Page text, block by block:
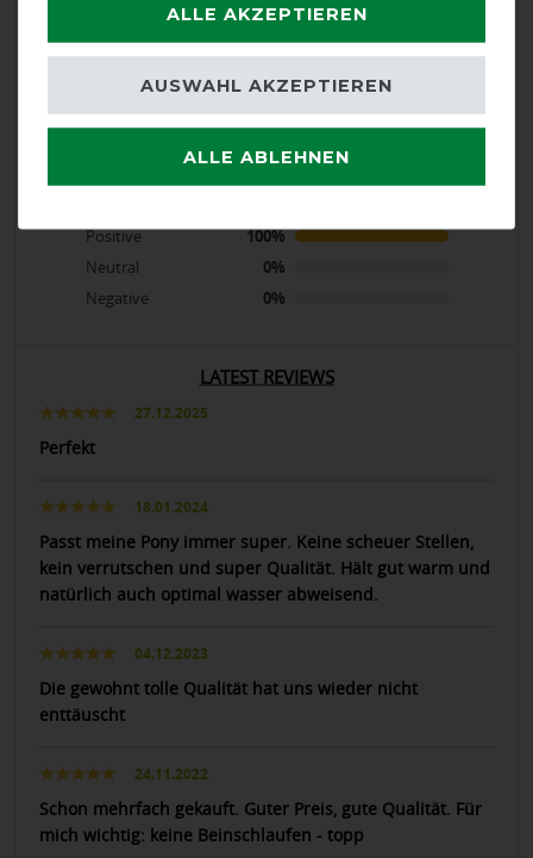
5/5
calculated from 4 customer reviews
Positive
100%
Neutral
0%
Negative
0%
LATEST REVIEWS
27.12.2025
Perfekt
18.01.2024
Passt meine Pony immer super. Keine scheuer Stellen,
kein verrutschen und super Qualität. Hält gut warm und
natürlich auch optimal wasser abweisend.
04.12.2023
Die gewohnt tolle Qualität hat uns wieder nicht
enttäuscht
24.11.2022
Schon mehrfach gekauft. Guter Preis, gute Qualität. Für
mich wichtig: keine Beinschlaufen - topp
ALLE AKZEPTIEREN
ALLE ABLEHNEN
AUSWAHL AKZEPTIEREN